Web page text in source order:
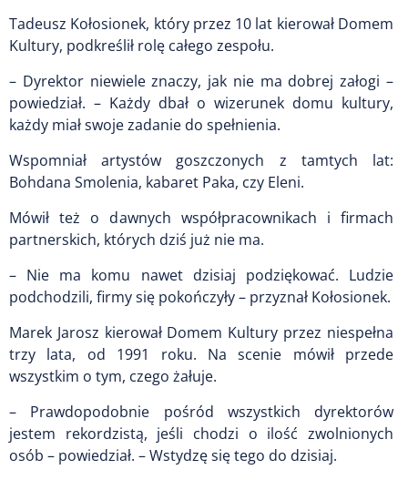
Tadeusz Kołosionek, który przez 10 lat kierował Domem
Kultury, podkreślił rolę całego zespołu.
– Dyrektor niewiele znaczy, jak nie ma dobrej załogi –
powiedział. – Każdy dbał o wizerunek domu kultury,
każdy miał swoje zadanie do spełnienia.
Wspomniał artystów goszczonych z tamtych lat:
Bohdana Smolenia, kabaret Paka, czy Eleni.
Mówił też o dawnych współpracownikach i firmach
partnerskich, których dziś już nie ma.
– Nie ma komu nawet dzisiaj podziękować. Ludzie
podchodzili, firmy się pokończyły – przyznał Kołosionek.
Marek Jarosz kierował Domem Kultury przez niespełna
trzy lata, od 1991 roku. Na scenie mówił przede
wszystkim o tym, czego żałuje.
– Prawdopodobnie pośród wszystkich dyrektorów
jestem rekordzistą, jeśli chodzi o ilość zwolnionych
osób – powiedział. – Wstydzę się tego do dzisiaj.